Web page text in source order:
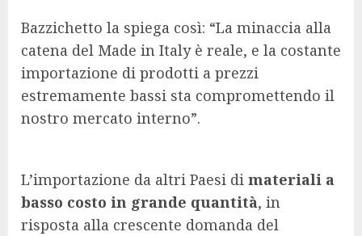
Bazzichetto la spiega così: “La minaccia alla
catena del Made in Italy è reale, e la costante
importazione di prodotti a prezzi
estremamente bassi sta compromettendo il
nostro mercato interno”.
L’importazione da altri Paesi di materiali a
basso costo in grande quantità, in
risposta alla crescente domanda del